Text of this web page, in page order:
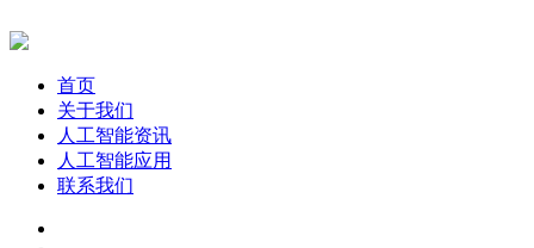
首页
关于我们
人工智能资讯
人工智能应用
联系我们